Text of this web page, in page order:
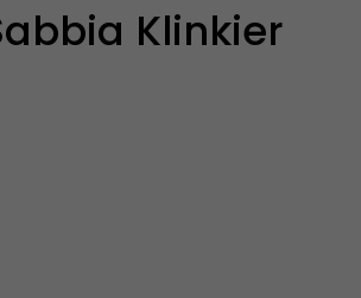
Klinkier